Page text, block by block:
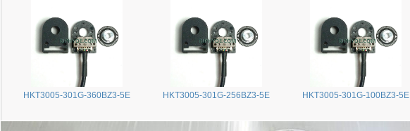
HKT3005-301G-360BZ3-5E HKT3005-301G-256BZ3-5E HKT3005-301G-100BZ3-5E